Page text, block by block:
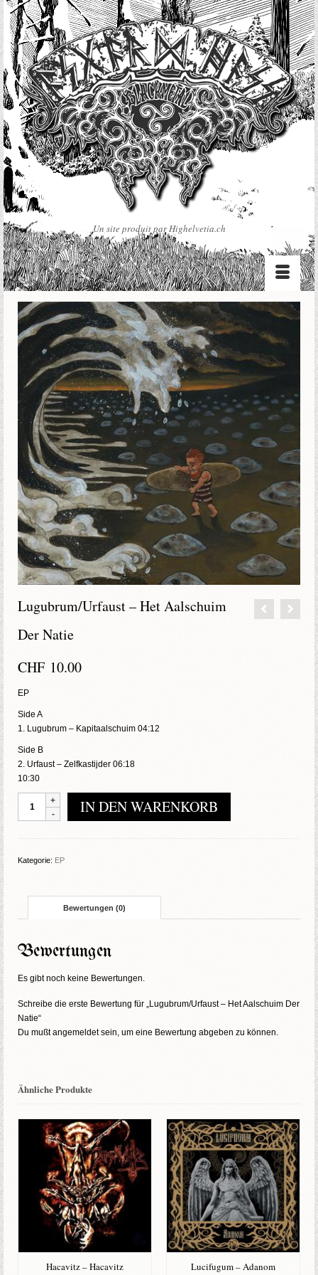
Un site produit par Highelvetia.ch
Lugubrum/Urfaust – Het Aalschuim
Der Natie
CHF 10.00
EP
Side A
1. Lugubrum – Kapitaalschuim 04:12
Side B
2. Urfaust – Zelfkastijder 06:18
10:30
Lugubrum/Urfaust
Der
IN DEN WARENKORB
Kategorie: EP
Bewertungen (0)
Bewertungen
Es gibt noch keine Bewertungen.
Schreibe die erste Bewertung für „Lugubrum/Urfaust – Het Aalschuim Der
Natie“
Du mußtangemeldetsein, um eine Bewertung abgeben zu können.
Ähnliche Produkte
Hacavitz – Hacavitz Lucifugum – Adanom